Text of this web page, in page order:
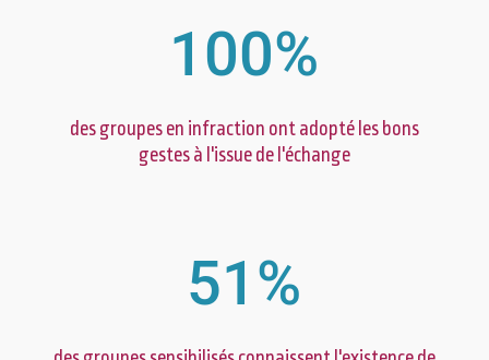
100%
des groupes en infraction ont adopté les bons
gestes à l'issue de l'échange
51%